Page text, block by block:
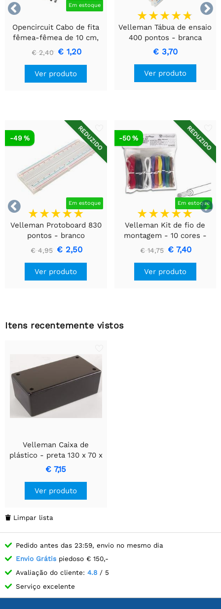

 Em estoque
Opencircuit Cabo de fita
fêmea-fêmea de 10 cm,
40 peças
€ 2,40 € 1,20
Ver produto
Velleman Tábua de ensaio
400 pontos - branca
€ 3,70
Ver produto


REDUZIDO
Em estoque
-49 %
Velleman Protoboard 830
pontos - branco
€ 4,95 € 2,50
Ver produto
REDUZIDO
Em estoque
-50 %
Velleman Kit de fio de
montagem - 10 cores -
60m - multicore
€ 14,75 € 7,40
Ver produto
Itens recentemente vistos
Velleman Caixa de
plástico - preta 130 x 70 x
45mm
€ 7,15
Ver produto
 Limpar lista
Pedido antes das 23:59, envio no mesmo dia
Envio Grátis piedoso € 150,-
Avaliação do cliente: 4.8 / 5
Serviço excelente